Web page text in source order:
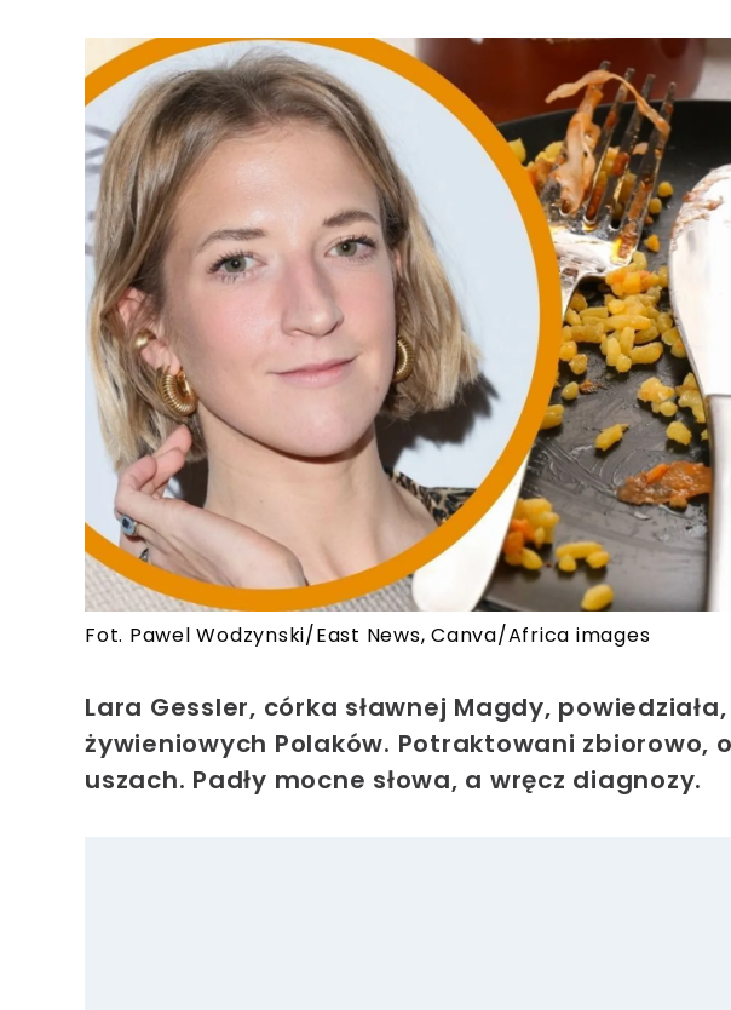
Fot. Pawel Wodzynski/East News, Canva/Africa images
Lara Gessler, córka sławnej Magdy,
żywieniowych Polaków. Potraktowani zbiorowo,
uszach. Padły mocne słowa, a wręcz diagnozy.